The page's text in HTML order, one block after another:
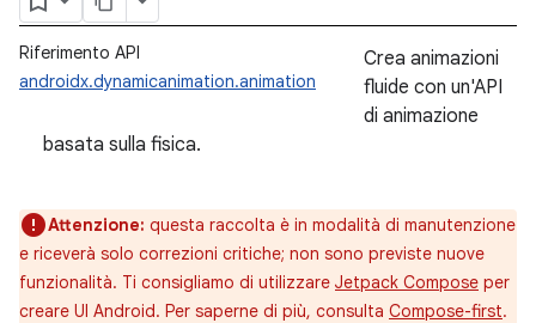
Riferimento API
androidx.dynamicanimation.animation
Crea animazioni
fluide con un'API
di animazione
basata sulla fisica.
Attenzione: questa raccolta è in modalità di manutenzione
e riceverà solo correzioni critiche; non sono previste nuove
funzionalità. Ti consigliamo di utilizzare Jetpack Compose per
creare UI Android. Per saperne di più, consulta Compose-first.